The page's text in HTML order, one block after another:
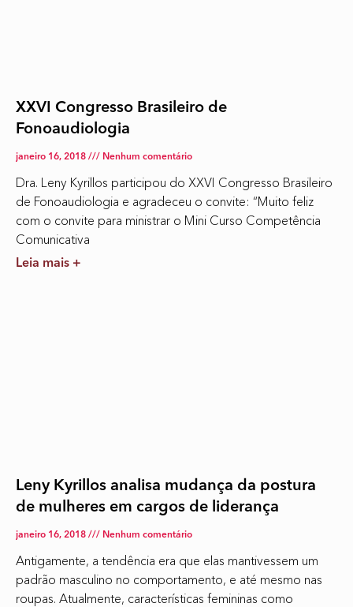
XXVI Congresso Brasileiro de
Fonoaudiologia
janeiro 16, 2018 Nenhum comentário
Dra. Leny Kyrillos participou do XXVI Congresso Brasileiro
de Fonoaudiologia e agradeceu o convite: “Muito feliz
com o convite para ministrar o Mini Curso Competência
Comunicativa
Leia mais +
Leny Kyrillos analisa mudança da postura
de mulheres em cargos de liderança
janeiro 16, 2018 Nenhum comentário
Antigamente, a tendência era que elas mantivessem um
padrão masculino no comportamento, e até mesmo nas
roupas. Atualmente, características femininas como